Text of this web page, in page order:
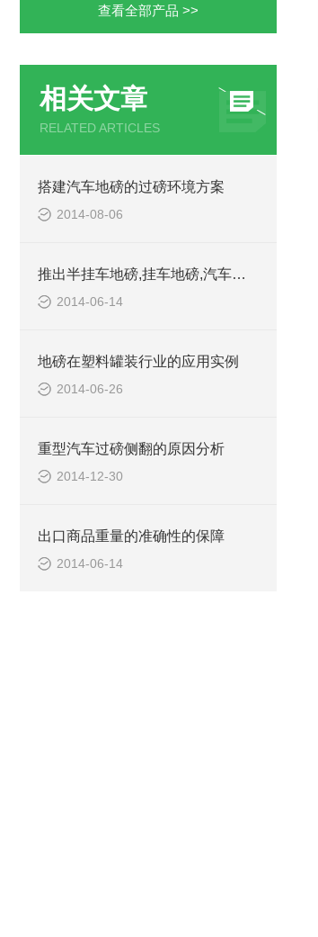
查看全部产品 >>
相关文章
RELATED ARTICLES
搭建汽车地磅的过磅环境方案
2014-08-06
推出半挂车地磅,挂车地磅,汽车地磅,建筑工地地磅订制产品
2014-06-14
地磅在塑料罐装行业的应用实例
2014-06-26
重型汽车过磅侧翻的原因分析
2014-12-30
出口商品重量的准确性的保障
2014-06-14